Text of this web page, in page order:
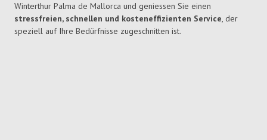
Winterthur Palma de Mallorca und geniessen Sie einen
stressfreien, schnellen und kosteneffizienten Service, der
speziell auf Ihre Bedürfnisse zugeschnitten ist.